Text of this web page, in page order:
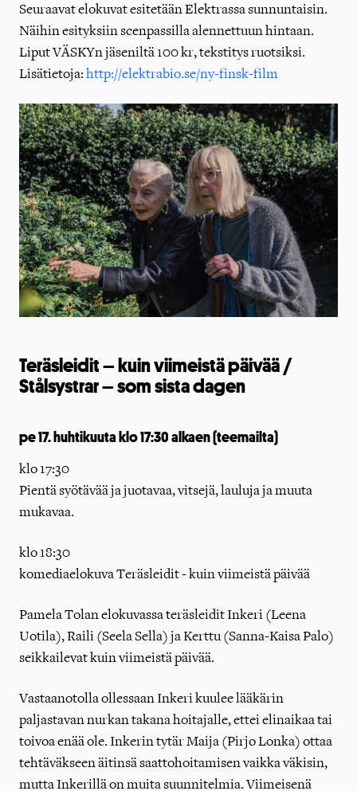
Seuraavat elokuvat esitetään Elektrassa sunnuntaisin.
Näihin esityksiin scenpassilla alennettuun hintaan.
Liput VÄSKYn jäseniltä 100 kr, tekstitys ruotsiksi.
Lisätietoja:http://elektrabio.se/ny-finsk-film
Teräsleidit – kuin viimeistä päivää /
Stålsystrar – som sista dagen
pe 17. huhtikuuta klo 17:30 alkaen (teemailta)
klo 17:30
Pientä syötävää ja juotavaa, vitsejä, lauluja ja muuta
mukavaa.
klo 18:30
komediaelokuva Teräsleidit - kuin viimeistä päivää
Pamela Tolan elokuvassa teräsleidit Inkeri (Leena
Uotila), Raili (Seela Sella) ja Kerttu (Sanna-Kaisa Palo)
seikkailevat kuin viimeistä päivää.
Vastaanotolla ollessaan Inkeri kuulee lääkärin
paljastavan nurkan takana hoitajalle, ettei elinaikaa tai
toivoa enää ole. Inkerin tytär Maija (Pirjo Lonka) ottaa
tehtäväkseen äitinsä saattohoitamisen vaikka väkisin,
mutta Inkerillä on muita suunnitelmia. Viimeisenä